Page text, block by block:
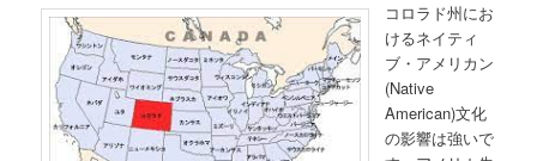
コロラド州にお
けるネイティ
ブ・アメリカン
(Native
American)文化
の影響は強いで